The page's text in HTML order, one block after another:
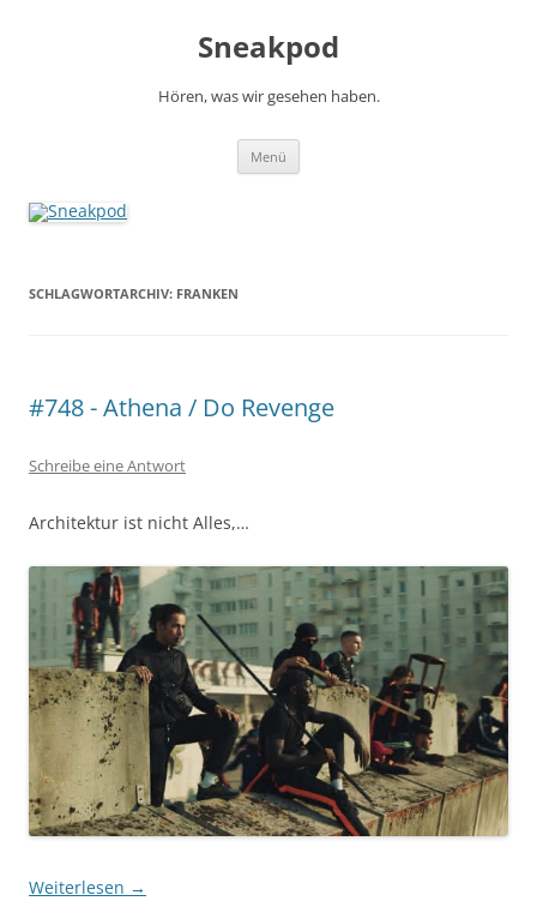
Sneakpod
Hören, was wir gesehen haben.
Menü
SCHLAGWORTARCHIV: FRANKEN
#748 - Athena / Do Revenge
Schreibe eine Antwort
Architektur ist nicht Alles,…
Weiterlesen →